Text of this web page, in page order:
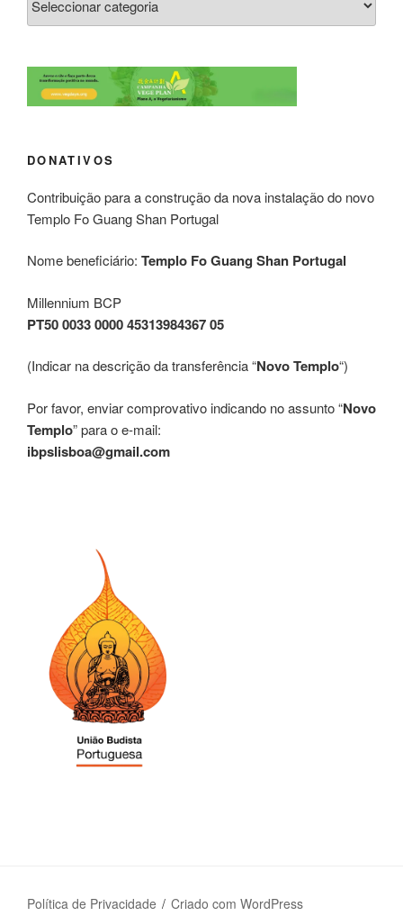
DONATIVOS
Contribuição para a construção da nova instalação do novo
Templo Fo Guang Shan Portugal
Nome beneficiário: Templo Fo Guang Shan Portugal
Millennium BCP
PT50 0033 0000 45313984367 05
(Indicar na descrição da transferência “Novo Templo“)
Por favor, enviar comprovativo indicando no assunto “Novo
Templo” para o e-mail:
ibpslisboa@gmail.com
Política de Privacidade Criado com WordPress